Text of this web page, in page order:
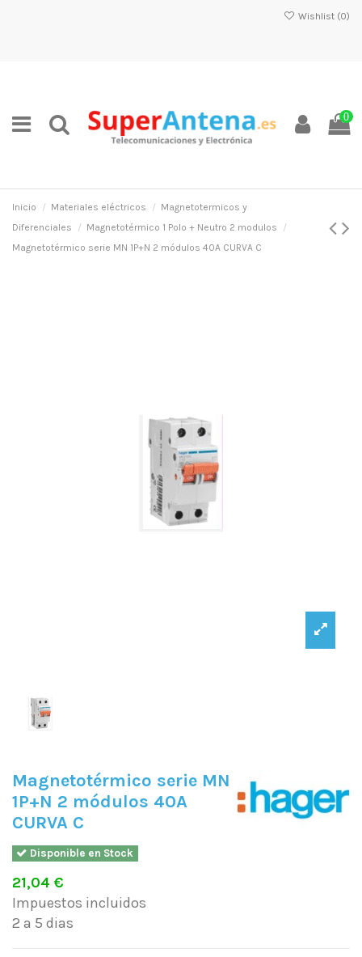
Wishlist (0)
0
Inicio Materiales eléctricos
Magnetotermicos y
Diferenciales
Magnetotérmico 1 Polo + Neutro 2 modulos
Magnetotérmico serie MN 1P+N 2 módulos 40A CURVA C
Magnetotérmico serie MN
1P+N 2 módulos 40A
CURVA C
Disponible en Stock
21,04 €
Impuestos incluidos
2 a 5 dias